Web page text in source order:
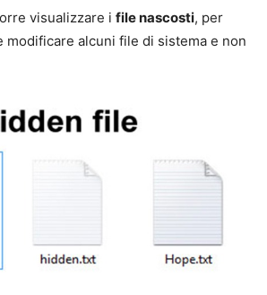
visualizzare i file nascosti, per
modificare alcuni file di sistema e non